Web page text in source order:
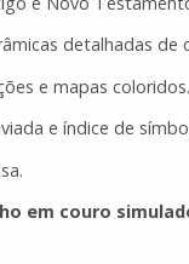
detalhadas de
e mapas coloridos.
e índice de
em couro